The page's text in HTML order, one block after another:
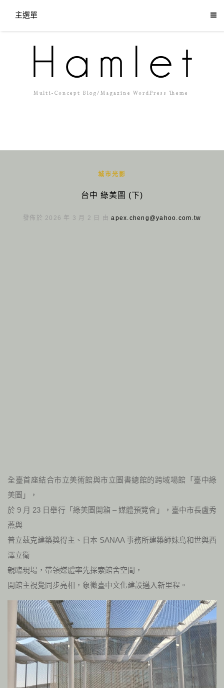
主選單
城市光影
台中 綠美圖 (下)
發佈於 2026 年 3 月 2 日 由apex.cheng@yahoo.com.tw
全臺首座結合市立美術館與市立圖書總館的跨域場館「臺中綠
美圖」，
於 9 月 23 日舉行「綠美圖開箱 – 媒體預覽會」，臺中市長盧秀
燕與
普立茲克建築獎得主、日本 SANAA 事務所建築師妹島和世與西
澤立衛
親臨現場，帶領媒體率先探索館舍空間，
開館主視覺同步亮相，象徵臺中文化建設邁入新里程。